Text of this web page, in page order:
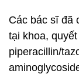
Các bác sĩ đã
tại khoa,
piperacillin/